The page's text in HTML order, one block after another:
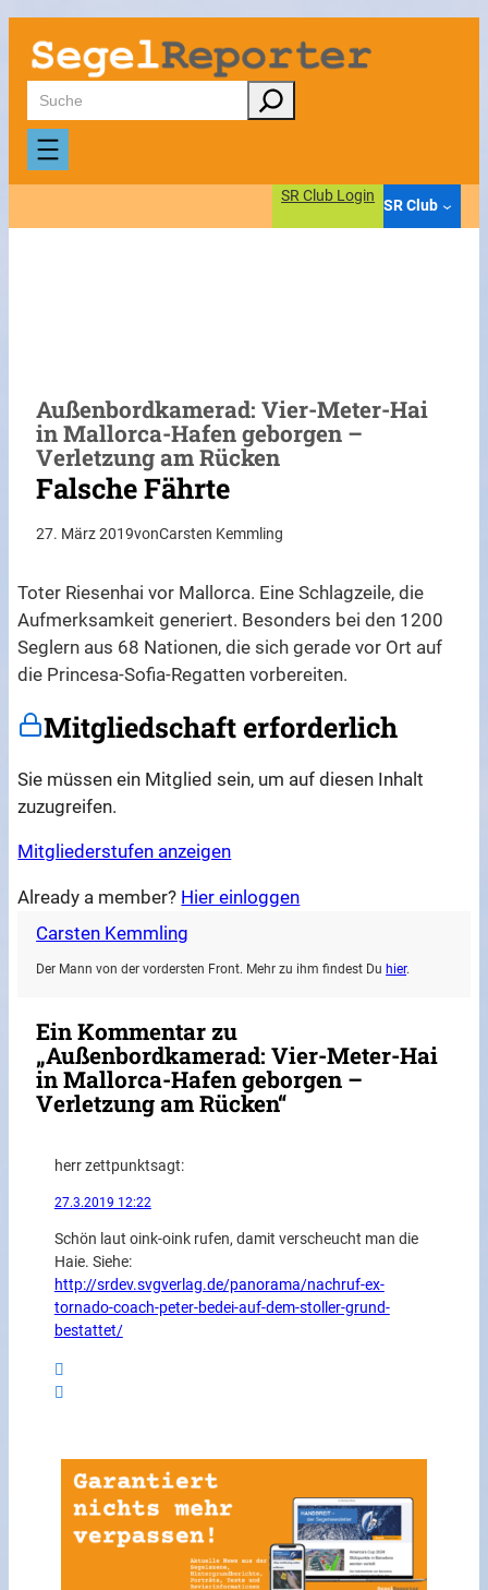
Zum
Inhalt
springen
Suchen
SR Club Login
SR Club
Außenbordkamerad: Vier-Meter-Hai
in Mallorca-Hafen geborgen –
Verletzung am Rücken
Falsche Fährte
27. März 2019vonCarsten Kemmling
Toter Riesenhai vor Mallorca. Eine Schlagzeile, die
Aufmerksamkeit generiert. Besonders bei den 1200
Seglern aus 68 Nationen, die sich gerade vor Ort auf
die Princesa-Sofia-Regatten vorbereiten.
Mitgliedschaft erforderlich
Sie müssen ein Mitglied sein, um auf diesen Inhalt
zuzugreifen.
Mitgliederstufen anzeigen
Already a member? Hier einloggen
Carsten Kemmling
Der Mann von der vordersten Front. Mehr zu ihm findest Du hier.
Ein Kommentar zu
„Außenbordkamerad: Vier-Meter-Hai
in Mallorca-Hafen geborgen –
Verletzung am Rücken“
herr zettpunktsagt:
27.3.2019 12:22
Schön laut oink-oink rufen, damit verscheucht man die
Haie. Siehe:
http://srdev.svgverlag.de/panorama/nachruf-ex-
tornado-coach-peter-bedei-auf-dem-stoller-grund-
bestattet/